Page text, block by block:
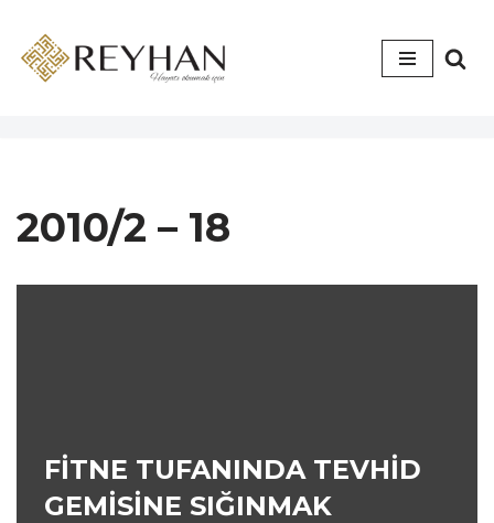
İçeriğe
2010/2 – 18
FİTNE TUFANINDA TEVHİD
GEMİSİNE SIĞINMAK